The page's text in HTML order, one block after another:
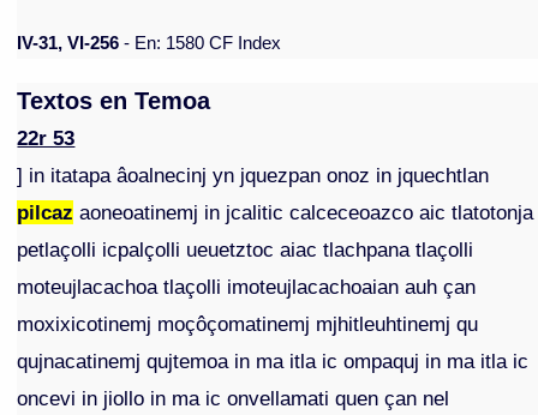
IV-31, VI-256 - En: 1580 CF Index
Textos en Temoa
22r 53
] in itatapa âoalnecinj yn jquezpan onoz in jquechtlan
pilcaz aoneoatinemj in jcalitic calceceoazco aic tlatotonja
petlaçolli icpalçolli ueuetztoc aiac tlachpana tlaçolli
moteujlacachoa tlaçolli imoteujlacachoaian auh çan
moxixicotinemj moçôçomatinemj mjhitleuhtinemj qu
qujnacatinemj qujtemoa in ma itla ic ompaquj in ma itla ic
oncevi in jiollo in ma ic onvellamati quen çan nel